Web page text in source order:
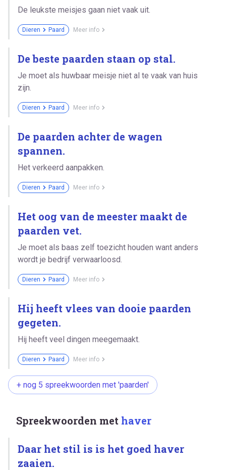
De leukste meisjes gaan niet vaak uit.
Dieren Paard Meer info
De beste paarden staan op stal.
Je moet als huwbaar meisje niet al te vaak van huis
zijn.
Dieren Paard Meer info
De paarden achter de wagen
spannen.
Het verkeerd aanpakken.
Dieren Paard Meer info
Het oog van de meester maakt de
paarden vet.
Je moet als baas zelf toezicht houden want anders
wordt je bedrijf verwaarloosd.
Dieren Paard Meer info
Hij heeft vlees van dooie paarden
gegeten.
Hij heeft veel dingen meegemaakt.
Dieren Paard Meer info
+ nog 5 spreekwoorden met 'paarden'
Spreekwoorden met haver
Daar het stil is is het goed haver
zaaien.